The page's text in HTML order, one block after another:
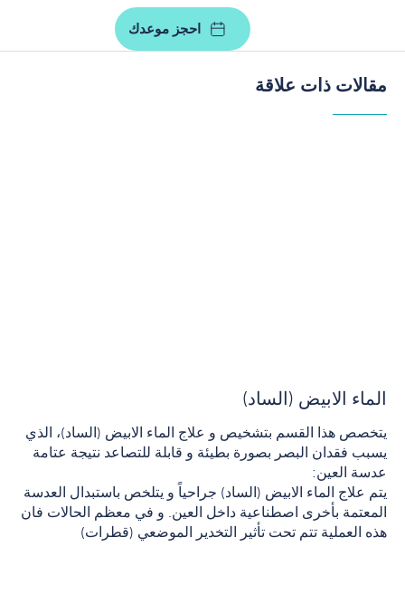
احجز موعدك
مقالات ذات علاقة
الماء الابيض (الساد)
يتخصص هذا القسم بتشخيص و علاج الماء الابيض (الساد)، الذي
يسبب فقدان البصر بصورة بطيئة و قابلة للتصاعد نتيجة عتامة
عدسة العين:
يتم علاج الماء الابيض (الساد) جراحياً و يتلخص باستبدال العدسة
المعتمة بأخرى اصطناعية داخل العين. و في معظم الحالات فان
هذه العملية تتم تحت تأثير التخدير الموضعي (قطرات)